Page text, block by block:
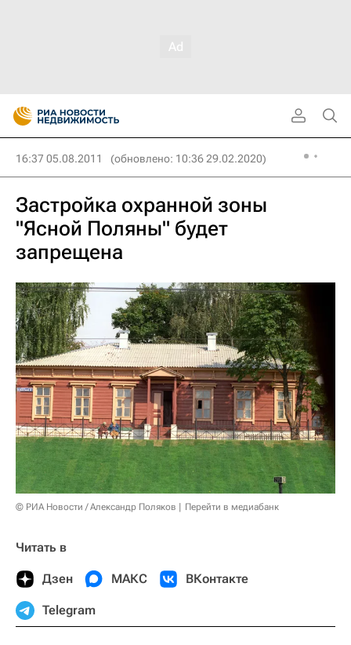
16:37 05.08.2011 (обновлено: 10:36 29.02.2020)
Застройка охранной зоны
"Ясной Поляны" будет
запрещена
© РИА Новости / Александр Поляков Перейти в медиабанк
Читать в
Дзен МАКС ВКонтакте
Telegram